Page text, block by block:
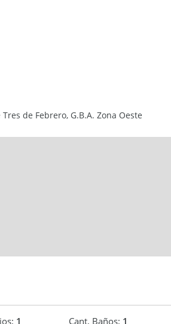
de Febrero, G.B.A. Zona Oeste
1 Cant. Baños: 1